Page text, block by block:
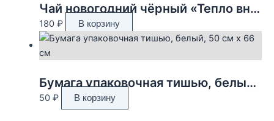
Чай новогодний чёрный «Тепло внутри», вкус: глинтвейн, 50 г.
180 ₽ В корзину
Бумага упаковочная тишью, белый, 50 см х 66 см
50 ₽ В корзину